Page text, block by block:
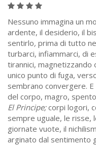
Nessuno immagina un
ardente, il desiderio, il
sentirlo, prima di tutto
turbarci, infiammarci, di
tirannici, magnetizzando
unico punto di fuga,
sembrano convergere.
del corpo, magro,
El Principe;corpi logori,
sempre uguale, le
giornate vuote, il
arginato dal sentimento